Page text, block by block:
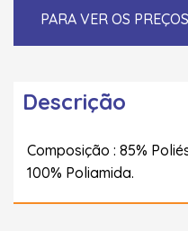
PARA VER OS
Descrição
Composição : 85%
100% Poliamida.